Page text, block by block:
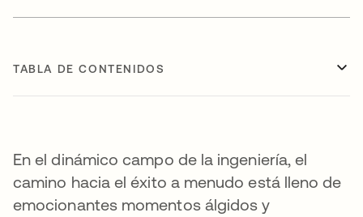
TABLA DE CONTENIDOS
En el dinámico campo de la ingeniería, el
camino hacia el éxito a menudo está lleno de
emocionantes momentos álgidos y